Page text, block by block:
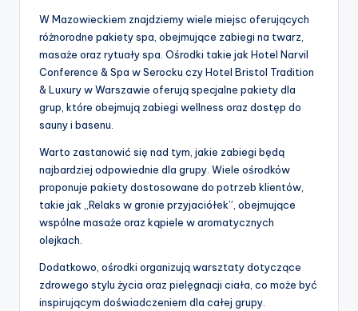
W Mazowieckiem znajdziemy wiele miejsc oferujących
różnorodne pakiety spa, obejmujące zabiegi na twarz,
masaże oraz rytuały spa. Ośrodki takie jak Hotel Narvil
Conference & Spa w Serocku czy Hotel Bristol Tradition
& Luxury w Warszawie oferują specjalne pakiety dla
grup, które obejmują zabiegi wellness oraz dostęp do
sauny i basenu.
Warto zastanowić się nad tym, jakie zabiegi będą
najbardziej odpowiednie dla grupy. Wiele ośrodków
proponuje pakiety dostosowane do potrzeb klientów,
takie jak „Relaks w gronie przyjaciółek”, obejmujące
wspólne masaże oraz kąpiele w aromatycznych
olejkach.
Dodatkowo, ośrodki organizują warsztaty dotyczące
zdrowego stylu życia oraz pielęgnacji ciała, co może być
inspirującym doświadczeniem dla całej grupy.